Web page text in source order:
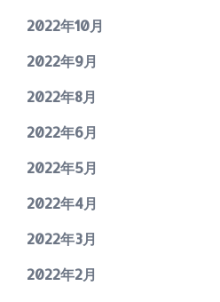
2022年10月
2022年9月
2022年8月
2022年6月
2022年5月
2022年4月
2022年3月
2022年2月